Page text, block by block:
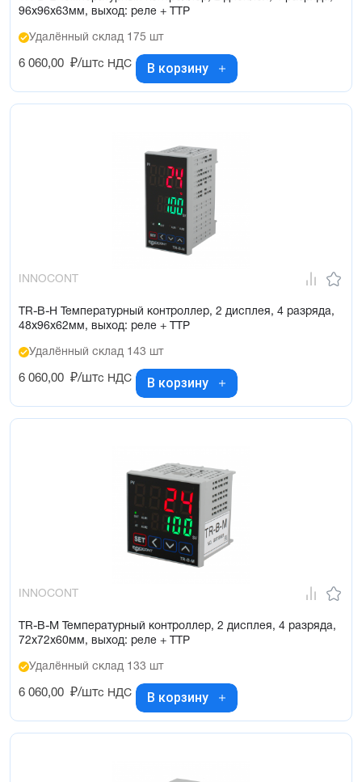
96х96х63мм, выход: реле + ТТР
Удалённый склад 175 шт
6 060,00 ₽/штс НДС В корзину
INNOCONT
TR-B-H Температурный контроллер, 2 дисплея, 4 разряда,
48х96х62мм, выход: реле + ТТР
Удалённый склад 143 шт
6 060,00 ₽/штс НДС В корзину
INNOCONT
TR-B-M Температурный контроллер, 2 дисплея, 4 разряда,
72х72х60мм, выход: реле + ТТР
Удалённый склад 133 шт
6 060,00 ₽/штс НДС В корзину